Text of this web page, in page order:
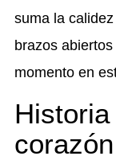
suma la
brazos
momento en